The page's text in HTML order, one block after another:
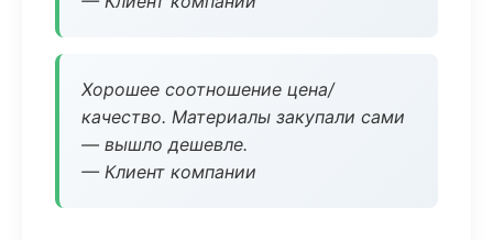
Хорошее соотношение цена/
качество. Материалы закупали сами
— вышло дешевле.
— Клиент компании